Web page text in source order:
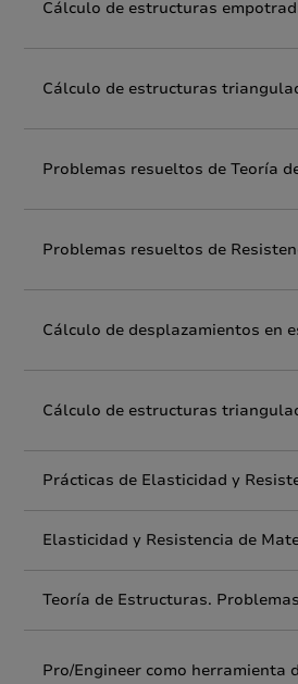
Cálculo de estructuras
Cálculo de estructuras
Problemas resueltos de Teoría
Problemas resueltos de
Cálculo de desplazamientos en
Cálculo de estructuras
Prácticas de Elasticidad y
Elasticidad y Resistencia de
Teoría de Estructuras.
Pro/Engineer como herramienta